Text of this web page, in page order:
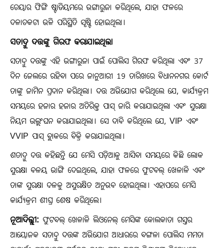
ଚେୟାର ଫିଙ୍ଗି ଷ୍ଟାଡିୟମରେ ଭଙ୍ଗାରୁଜା କରିଥିଲେ, ଯାହା ଫଳରେ
ଦଳାଚକଟା ଭଳି ପରିସ୍ଥିତି ସୃଷ୍ଟି ହୋଇଥିଲା।
ସତାଦ୍ରୁ ଦତ୍ତଙ୍କୁ ଗିରଫ କରାଯାଇଥିଲା
ସତାଦ୍ରୁ ଦତ୍ତଙ୍କୁ ଏହି ଭଙ୍ଗାରୁଜା ପାଇଁ ପୋଲିସ ଗିରଫ କରିଥିଲା ​​ଏବଂ 37
ଦିନ ଜେଲରେ ରହିବା ପରେ ଜାନୁଆରୀ 19 ତାରିଖରେ ବିଧାନନଗର କୋର୍ଟ
ତାଙ୍କୁ ଜାମିନ ପ୍ରଦାନ କରିଥିଲା। ଦତ୍ତ ଅଭିଯୋଗ କରିଥିଲେ ଯେ, କାର୍ଯ୍ୟକ୍ରମ
ସମୟରେ ହଜାର ହଜାର ଅତିରିକ୍ତ ପାସ୍ ଜାରି କରାଯାଇଥିଲା ଏବଂ ସୁରକ୍ଷା
ନିୟମ ଉଲ୍ଲଂଘନ କରାଯାଇଥିଲା। ସେ ଦାବି କରିଥିଲେ ଯେ, VIP ଏବଂ
VVIP ପାସ୍ ବ୍ଲାକରେ ବିକ୍ରି କରାଯାଇଥିଲା।
ଶତାଦ୍ରୁ ଦତ୍ତ କହିଛନ୍ତି ଯେ ମେସି ପଡ଼ିଆକୁ ଆସିବା ସମୟରେ କିଛି ଲୋକ
ସୁରକ୍ଷା ବଳୟ ଭାଙ୍ଗି ଦେଇଥିଲେ, ଯାହା ଫଳରେ ଫୁଟବଲ୍ ଖେଳାଳି ଏବଂ
ତାଙ୍କ ସୁରକ୍ଷା ଦଳକୁ ଅସୁରକ୍ଷିତ ଅନୁଭବ ହୋଇଥିଲା। ଏହାପରେ ମେସି
କାର୍ଯ୍ୟକ୍ରମ ଶୀଘ୍ର ଶେଷ କରିଥିଲେ।
ନୂଆଦିଲ୍ଲୀ: ଫୁଟବଲ୍ ଖେଳାଳି ଲିଓନେଲ୍ ମେସିଙ୍କ କୋଲକାତା ଗସ୍ତର
ଆୟୋଜକ ସତାଦ୍ରୁ ଦତ୍ତଙ୍କ ଅଭିଯୋଗ ଆଧାରରେ ବଙ୍ଗଳା ପୋଲିସ ମମତା